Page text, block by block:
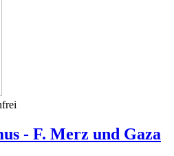
- F. Merz und Gaza